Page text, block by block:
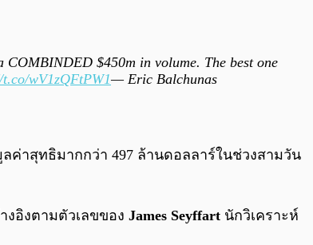
$450m in volume. The best one
wV1zQFtPW1— Eric Balchunas
ลค่าสุทธิมากกว่า 497 ล้านดอลลาร์ในช่วงสามวัน
อิงตามตัวเลขของ James Seyffart นักวิเคราะห์